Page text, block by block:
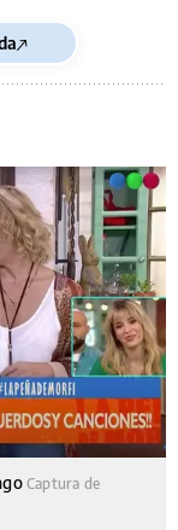
Captura de